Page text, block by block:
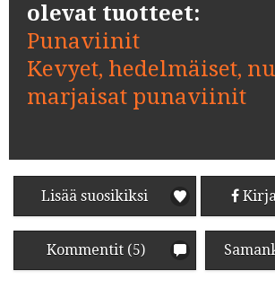
olevat tuotteet:
Punaviinit
Kevyet, hedelmäiset,
marjaisat punaviinit
Lisää suosikiksi
Kommentit (5)